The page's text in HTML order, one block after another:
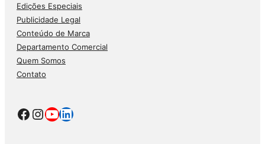
Edições Especiais
Publicidade Legal
Conteúdo de Marca
Departamento Comercial
Quem Somos
Contato
Facebook
Instagram
Youtube
LinkedIn